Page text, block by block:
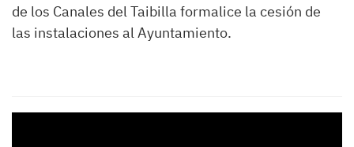
de los Canales del Taibilla formalice la cesión de
las instalaciones al Ayuntamiento.